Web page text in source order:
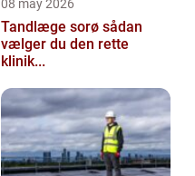
08 may 2026
Tandlæge sorø sådan
vælger du den rette
klinik...